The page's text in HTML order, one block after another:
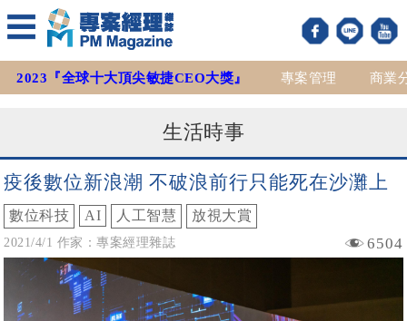
2023『全球十大頂尖敏捷CEO大獎』 專案管理 商業
生活時事
疫後數位新浪潮 不破浪前行只能死在沙灘上
數位科技 AI 人工智慧 放視大賞
2021/4/1 作家：專案經理雜誌 6504